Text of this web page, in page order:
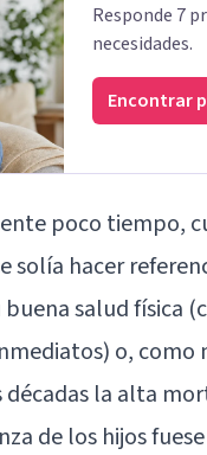
Responde 7
necesidades.
Encontrar
poco tiempo,
solía hacer
salud física
o, como
décadas la alta
de los hijos